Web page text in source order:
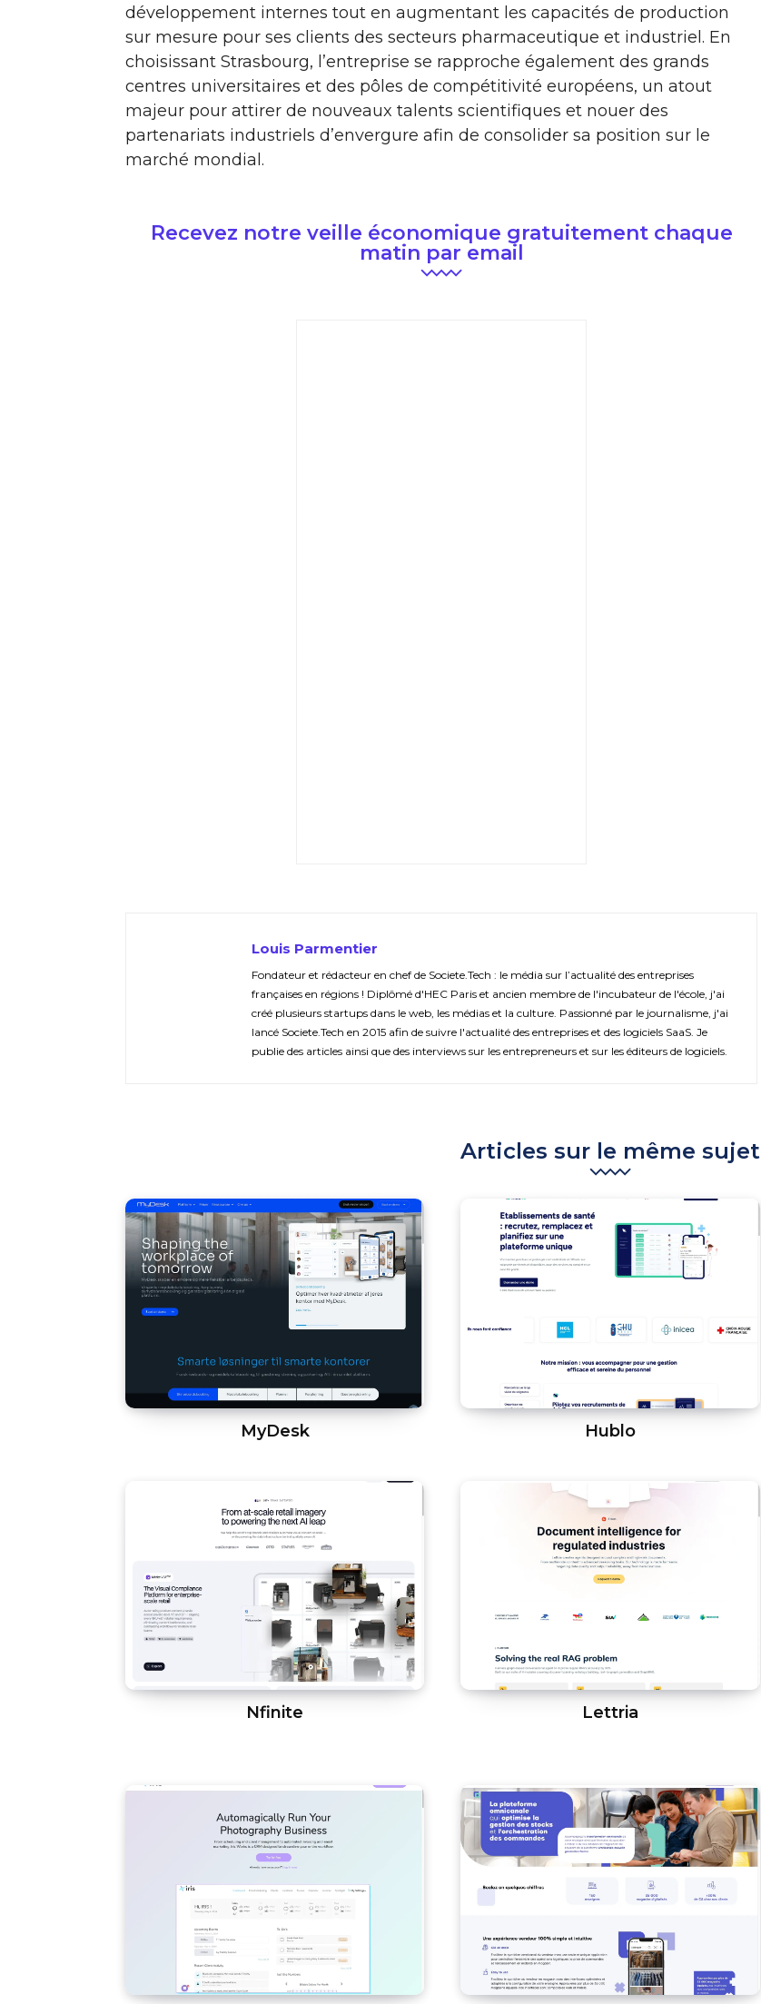
développement internes tout en augmentant les capacités de production
sur mesure pour ses clients des secteurs pharmaceutique et industriel. En
choisissant Strasbourg, l’entreprise se rapproche également des grands
centres universitaires et des pôles de compétitivité européens, un atout
majeur pour attirer de nouveaux talents scientifiques et nouer des
partenariats industriels d’envergure afin de consolider sa position sur le
marché mondial.
Recevez notre veille économique gratuitement chaque
matin par email
Louis Parmentier
Fondateur et rédacteur en chef de Societe.Tech : le média sur l’actualité des entreprises
françaises en régions ! Diplômé d'HEC Paris et ancien membre de l'incubateur de l'école, j'ai
créé plusieurs startups dans le web, les médias et la culture. Passionné par le journalisme, j'ai
lancé Societe.Tech en 2015 afin de suivre l'actualité des entreprises et des logiciels SaaS. Je
publie des articles ainsi que des interviews sur les entrepreneurs et sur les éditeurs de logiciels.
Articles sur le même sujet
MyDesk Hublo
Nfinite Lettria